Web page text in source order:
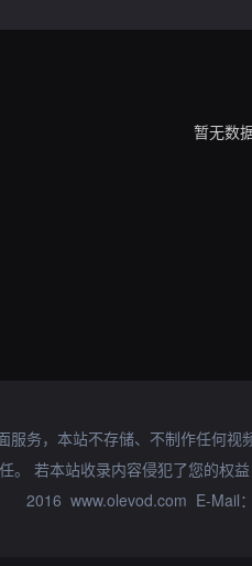
暂无数
服务，本站不存储、不制作任何
。 若本站收录内容侵犯了您的权
2016 www.olevod.com E-Mail